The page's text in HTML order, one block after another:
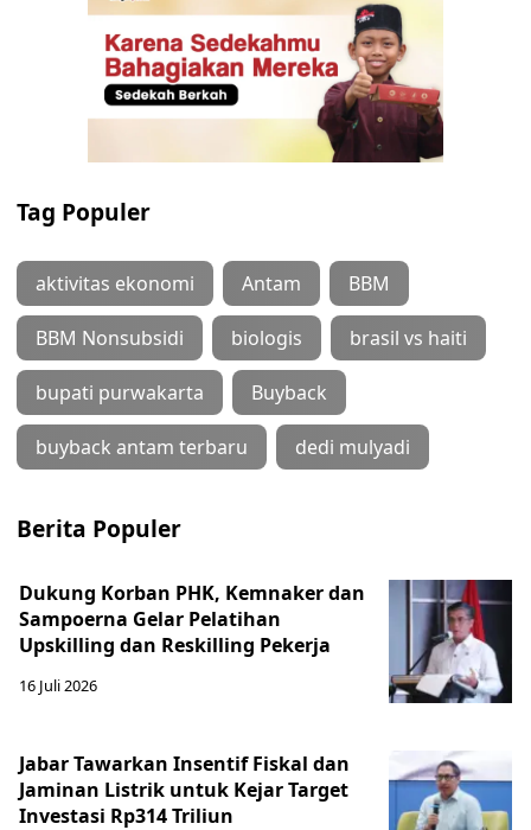
Tag Populer
aktivitas ekonomi Antam BBM
BBM Nonsubsidi biologis brasil vs haiti
bupati purwakarta Buyback
buyback antam terbaru dedi mulyadi
Berita Populer
Dukung Korban PHK, Kemnaker dan
Sampoerna Gelar Pelatihan
Upskilling dan Reskilling Pekerja
16 Juli 2026
Jabar Tawarkan Insentif Fiskal dan
Jaminan Listrik untuk Kejar Target
Investasi Rp314 Triliun